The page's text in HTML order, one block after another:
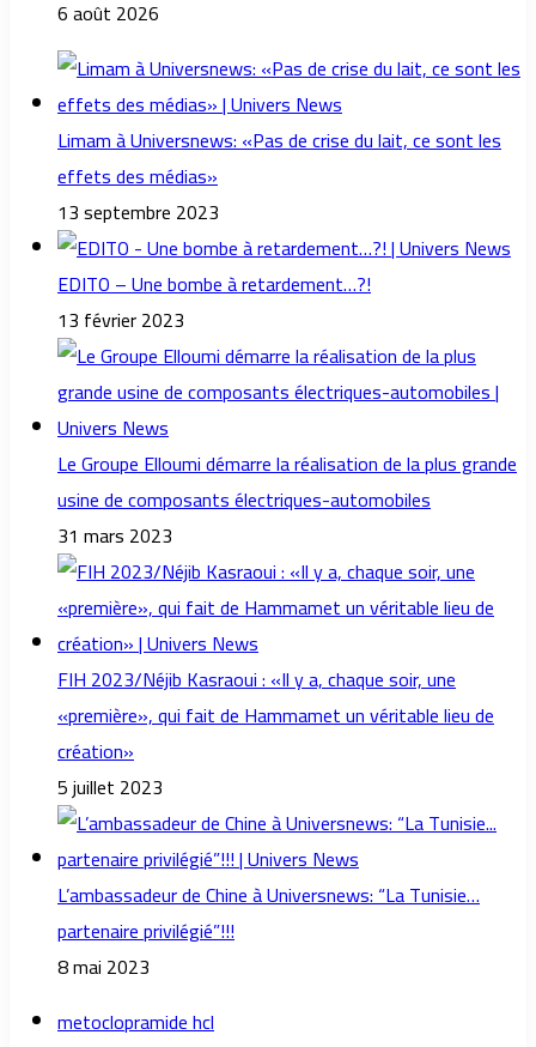
6 août 2026
Limam à Universnews: «Pas de crise du lait, ce sont les
effets des médias»
13 septembre 2023
EDITO – Une bombe à retardement…?!
13 février 2023
Le Groupe Elloumi démarre la réalisation de la plus grande
usine de composants électriques-automobiles
31 mars 2023
FIH 2023/Néjib Kasraoui : «Il y a, chaque soir, une
«première», qui fait de Hammamet un véritable lieu de
création»
5 juillet 2023
L’ambassadeur de Chine à Universnews: “La Tunisie…
partenaire privilégié”!!!
8 mai 2023
metoclopramide hcl